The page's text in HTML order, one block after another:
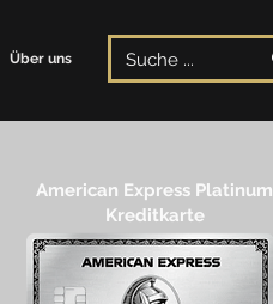
Über uns
American Express Platinum
Kreditkarte